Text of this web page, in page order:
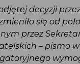
decyzji
się od
przez
– pismo w